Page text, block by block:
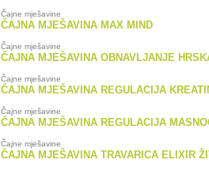
Čajne mješavine
ČAJNA MJEŠAVINA MAX MIND
Čajne mješavine
ČAJNA MJEŠAVINA OBNAVLJANJE
Čajne mješavine
ČAJNA MJEŠAVINA REGULACIJA
Čajne mješavine
ČAJNA MJEŠAVINA REGULACIJA
Čajne mješavine
ČAJNA MJEŠAVINA TRAVARICA ELIXIR